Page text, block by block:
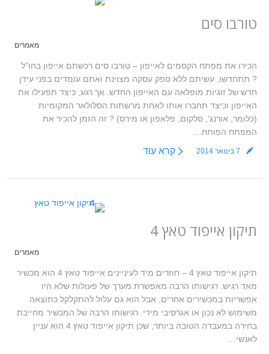
טורבו סים
מאמרים
הכירו את מפתח הקסמים לאייפון – טורבו סים רכשתם אייפון בחו"ל
? תתחדשו, עשיתם ללא ספק עסקה מצוינת ואתם עומדים בפני עידן
חדש של זוגיות מופלאה עם האייפון החדש. אך רגע, כיצד תפעילו את
האייפון וכיצד תחברו אותו לאחת מרשתות הסלולאר המקומיות
(כלומר, אורנג', סלקום, פלאפון או מירס) ? זה הזמן להכיר את
המפתח הפותח…
7 בינואר 2014 קרא עוד
תיקון אייפוד טאץ 4
מאמרים
תיקון אייפוד טאץ 4 – חוזרים מיד לעיניינים אייפוד טאץ 4 הוא מכשיר
מאד רגיש. רגישותו הרבה מאפשרת מערך של פעולות שלא היו
אפשריות במכשירים אחרים, אבל הוא גם עלול להתקלקל כתוצאה
משימוש לא נכון או אגרסיבי מידי. רגישותו הרבה של המכשיר מחייבת
בחירה במעבדה הטובה ביותר, שכן תיקון אייפוד טאץ 4 הוא עניין
לאנשי…